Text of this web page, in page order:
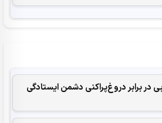
در برابر دروغ‌پراکنی دشمن ایستادگی